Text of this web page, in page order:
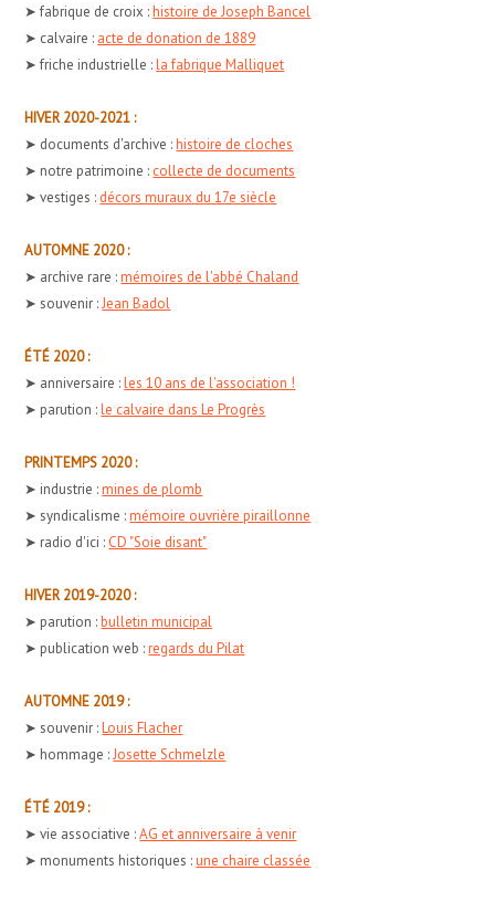
➤ fabrique de croix :histoire de Joseph Bancel
➤ calvaire : acte de donation de 1889
➤ friche industrielle :la fabrique Malliquet
HIVER 2020-2021 :
➤ documents d'archive :histoire de cloches
➤ notre patrimoine : collecte de documents
➤ vestiges : décors muraux du 17e siècle
AUTOMNE 2020 :
➤ archive rare :mémoires de l'abbé Chaland
➤ souvenir :Jean Badol
ÉTÉ 2020 :
➤ anniversaire :les 10 ans de l'association !
➤ parution :le calvaire dans Le Progrès
PRINTEMPS 2020 :
➤ industrie :mines de plomb
➤ syndicalisme :mémoire ouvrière piraillonne
➤ radio d'ici : CD "Soie disant"
HIVER 2019-2020 :
➤ parution :bulletin municipal
➤ publication web :regards du Pilat
AUTOMNE 2019 :
➤ souvenir :Louis Flacher
➤ hommage :Josette Schmelzle
ÉTÉ 2019 :
➤ vie associative :AG et anniversaire à venir
➤ monuments historiques :une chaire classée